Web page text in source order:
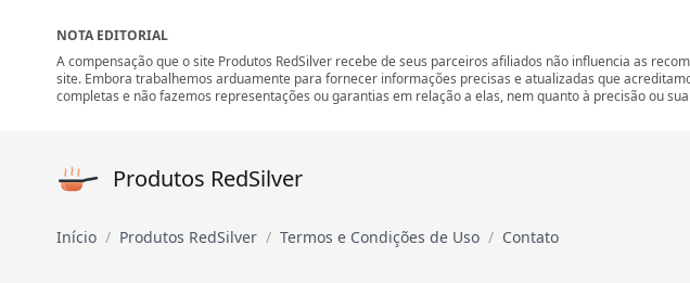
NOTA EDITORIAL
A compensação que o site Produtos RedSilver recebe de seus parceiros afiliados não influencia as
site. Embora trabalhemos arduamente para fornecer informações precisas e atualizadas que
completas e não fazemos representações ou garantias em relação a elas, nem quanto à precisão ou
Produtos RedSilver
Início Produtos RedSilver Termos e Condições de Uso Contato